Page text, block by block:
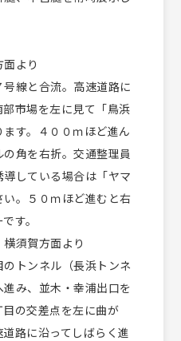
より
線と合流。高速道路に
市場を左に見て「鳥浜
す。４００ｍほど進ん
角を右折。交通整理員
している場合は「ヤマ
。５０ｍほど進むと右
す。
須賀方面より
トンネル（長浜トンネ
み、並木・幸浦出口を
の交差点を左に曲が
路に沿ってしばらく進